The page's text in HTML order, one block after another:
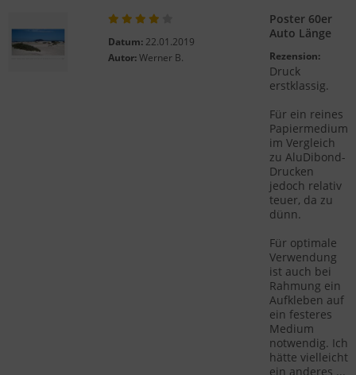
Datum: 22.01.2019
Autor:Werner B.
Poster 60er
Auto Länge
Rezension:
Druck
erstklassig.
Für ein reines
Papiermedium
im Vergleich
zu AluDibond-
Drucken
jedoch relativ
teuer, da zu
dünn.
Für optimale
Verwendung
ist auch bei
Rahmung ein
Aufkleben auf
ein festeres
Medium
notwendig. Ich
hätte vielleicht
ein anderes ...